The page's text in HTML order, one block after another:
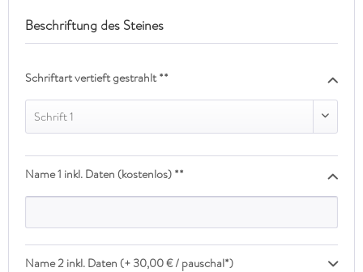
Beschriftung des Steines
Schriftart vertieft gestrahlt **
Schrift 1
Name 1 inkl. Daten (kostenlos) **
Name 2 inkl. Daten (+ 30,00 € / pauschal*)